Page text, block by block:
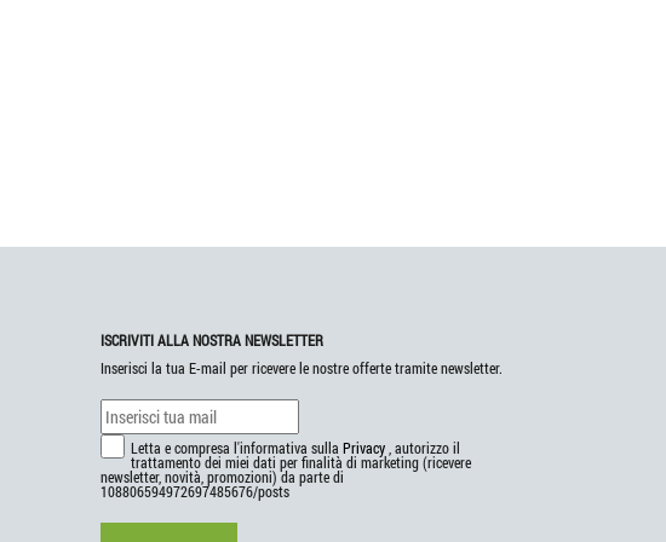
ISCRIVITI ALLA NOSTRA NEWSLETTER
Inserisci la tua E-mail per ricevere le nostre offerte tramite newsletter.
Letta e compresa l'informativa sulla Privacy , autorizzo il
trattamento dei miei dati per finalità di marketing (ricevere
newsletter, novità, promozioni) da parte di
108806594972697485676/posts